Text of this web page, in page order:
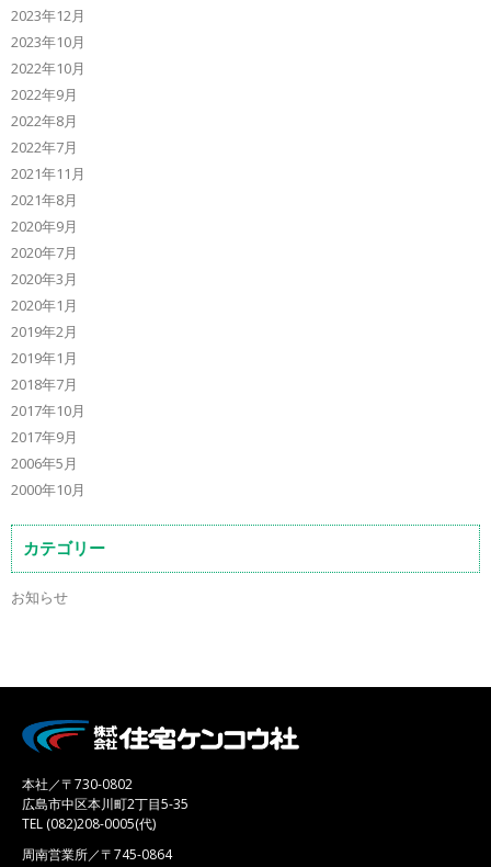
2023年12月
2023年10月
2022年10月
2022年9月
2022年8月
2022年7月
2021年11月
2021年8月
2020年9月
2020年7月
2020年3月
2020年1月
2019年2月
2019年1月
2018年7月
2017年10月
2017年9月
2006年5月
2000年10月
カテゴリー
お知らせ
本社／〒730-0802
広島市中区本川町2丁目5-35
TEL (082)208-0005(代)
周南営業所／〒745-0864